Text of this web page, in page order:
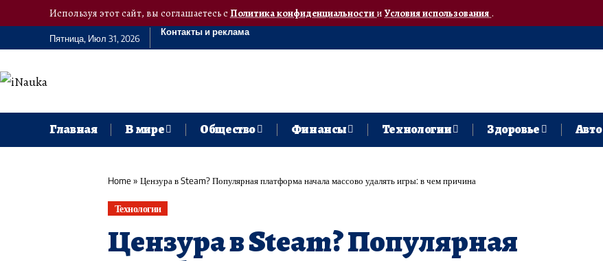
Используя этот сайт, вы соглашаетесь сПолитика конфиденциальностии Условия использования.
Пятница, Июл 31, 2026
Контакты и реклама
Главная В мире Общество Финансы Технологии Здоровье Авто
Home» Цензура в Steam? Популярная платформа начала массово удалять игры: в чем причина
Технологии
Цензура в Steam? Популярная